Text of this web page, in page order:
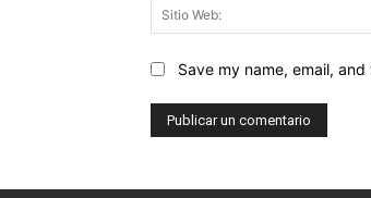
Save my name, email,